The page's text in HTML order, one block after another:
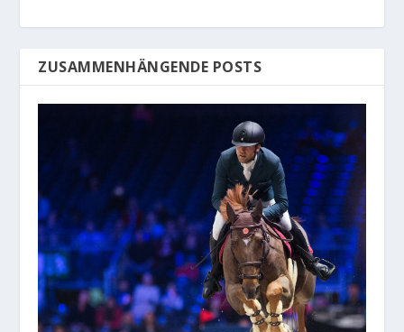
ZUSAMMENHÄNGENDE POSTS